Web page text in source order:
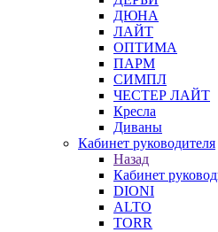
ДЮНА
ЛАЙТ
ОПТИМА
ПАРМ
СИМПЛ
ЧЕСТЕР ЛАЙТ
Кресла
Диваны
Кабинет руководителя
Назад
Кабинет
DIONI
ALTO
TORR